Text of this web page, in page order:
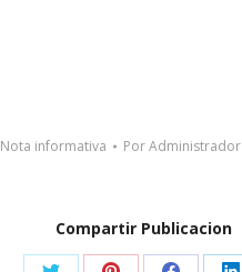
Nota informativa PorAdministrador
Compartir Publicacion